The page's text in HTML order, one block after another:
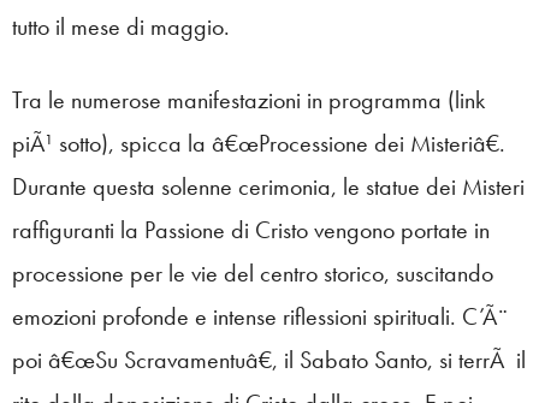
tutto il mese di maggio.
Tra le numerose manifestazioni in programma (link
piÃ¹ sotto), spicca la â€œProcessione dei Misteriâ€.
Durante questa solenne cerimonia, le statue dei Misteri
raffiguranti la Passione di Cristo vengono portate in
processione per le vie del centro storico, suscitando
emozioni profonde e intense riflessioni spirituali. C’Ã¨
poi â€œSu Scravamentuâ€, il Sabato Santo, si terrÃ il